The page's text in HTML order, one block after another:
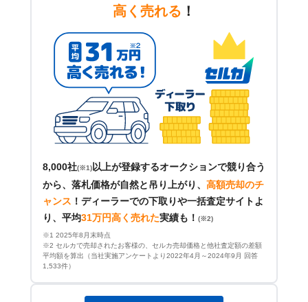
高く売れる ！
8,000社(※1) 以上が登録するオークションで競り合う
から、落札価格が自然と吊り上がり、 高額売却のチ
ャンス ！ ディーラーでの下取りや一括査定サイトよ
り、平均31万円高く売れた実績も！ (※2)
※1 2025年8月末時点
※2 セルカで売却されたお客様の、セルカ売却価格と他社査定額の差額
平均額を算出（当社実施アンケートより2022年4月～2024年9月 回答
1,533件）